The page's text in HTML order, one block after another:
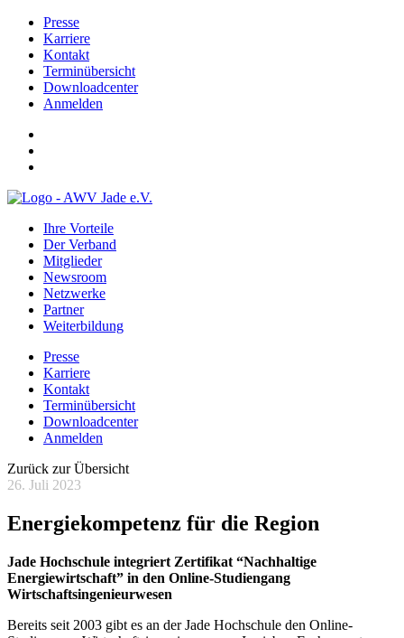
Presse
Karriere
Kontakt
Terminübersicht
Downloadcenter
Anmelden
Ihre Vorteile
Der Verband
Mitglieder
Newsroom
Netzwerke
Partner
Weiterbildung
Presse
Karriere
Kontakt
Terminübersicht
Downloadcenter
Anmelden
Zurück zur Übersicht
26. Juli 2023
Energiekompetenz für die Region
Jade Hochschule integriert Zertifikat “Nachhaltige
Energiewirtschaft” in den Online-Studiengang
Wirtschaftsingenieurwesen
Bereits seit 2003 gibt es an der Jade Hochschule den Online-